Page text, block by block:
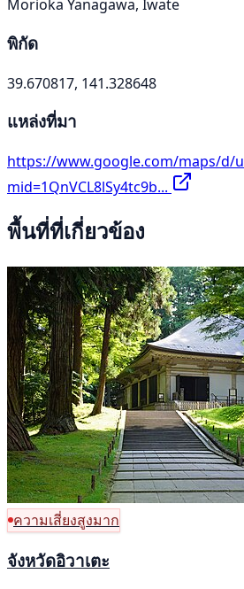
Morioka Yanagawa, Iwate
พิกัด
39.670817, 141.328648
แหล่งที่มา
https://www.google.com/maps/d/
mid=1QnVCL8lSy4tc9b...
พื้นที่ที่เกี่ยวข้อง
ความเสี่ยงสูงมาก
จังหวัดอิวาเตะ